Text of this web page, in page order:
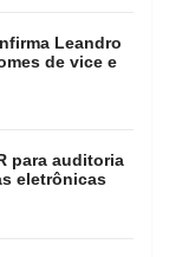
Leandro
de vice e
para auditoria
eletrônicas